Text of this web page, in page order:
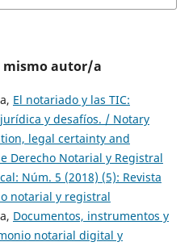
mismo autor/a
El notariado y las TIC:
y desafíos. / Notary
legal certainty and
Derecho Notarial y Registral
Núm. 5 (2018) (5): Revista
notarial y registral
Documentos, instrumentos y
notarial digital y